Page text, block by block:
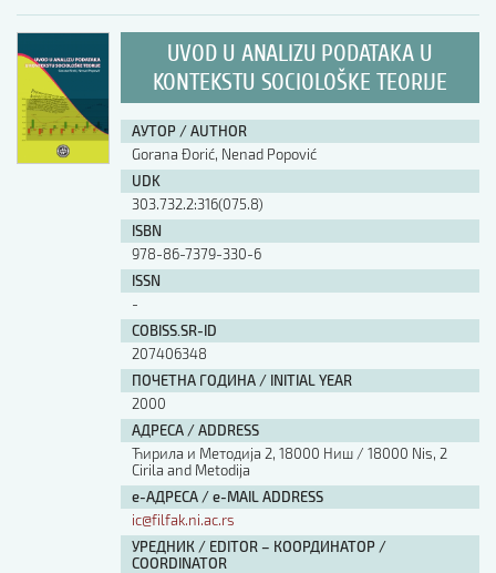
UVOD U ANALIZU PODATAKA U
KONTEKSTU SOCIOLOŠKE TEORIJE
АУТОР / AUTHOR
Gorana Đorić, Nenad Popović
UDK
303.732.2:316(075.8)
ISBN
978-86-7379-330-6
ISSN
-
COBISS.SR-ID
207406348
ПОЧЕТНА ГОДИНА / INITIAL YEAR
2000
АДРЕСА / ADDRESS
Ћирила и Методија 2, 18000 Ниш / 18000 Nis, 2
Cirila and Metodija
е-АДРЕСА / e-MAIL ADDRESS
ic@filfak.ni.ac.rs
УРЕДНИК / EDITOR – КООРДИНАТОР /
COORDINATOR